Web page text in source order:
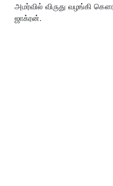
அமர்வில் விருது வழங்கி
ஜாக்ரன்.